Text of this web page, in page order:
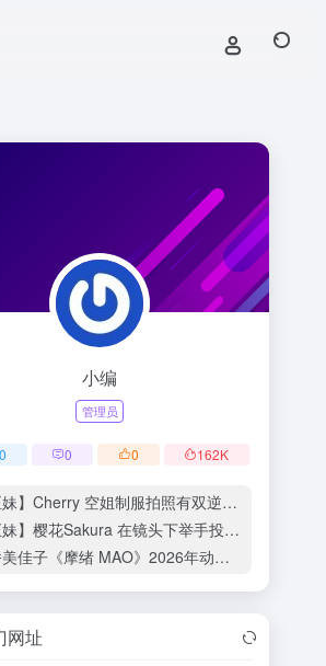
小编
管理员
0 0 162K
】Cherry 空姐制服拍照有双逆天大长腿！
】樱花Sakura 在镜头下举手投足都散发热辣的魅力！
佳子《摩绪 MAO》2026年动画化确定！
网址